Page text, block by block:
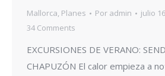
Mallorca, Planes Por admin
julio
34 Comments
EXCURSIONES DE VERANO:
CHAPUZÓN El calor empieza a